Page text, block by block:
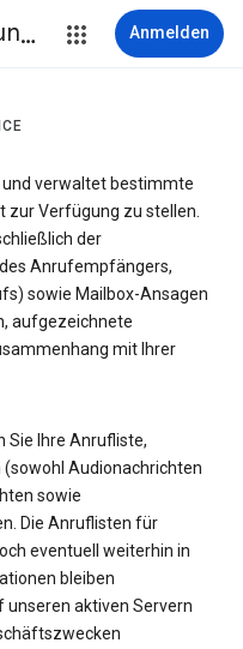
Datenschutzerklärung & Nutzungsbedingungen Anmelden
und verwaltet bestimmte
zur Verfügung zu stellen.
der
Anrufempfängers,
sowie Mailbox-Ansagen
aufgezeichnete
mit Ihrer
Sie Ihre Anrufliste,
Audionachrichten
sowie
Die Anruflisten für
eventuell weiterhin in
bleiben
aktiven Servern